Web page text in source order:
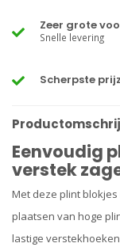
Zeer grote
Snelle levering
Scherpste
Eenvoudig
verstek
Met deze plint
plaatsen van hoge
lastige